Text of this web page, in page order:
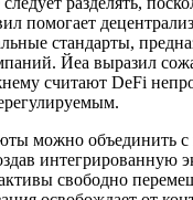
помогает
стандарты,
Йеа выразил
считают DeFi
можно объединить
интегрированную
свободно